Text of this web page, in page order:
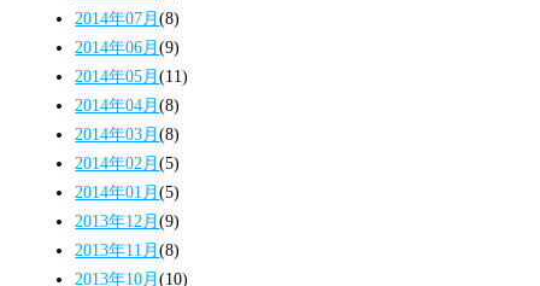
2014年07月(8)
2014年06月(9)
2014年05月(11)
2014年04月(8)
2014年03月(8)
2014年02月(5)
2014年01月(5)
2013年12月(9)
2013年11月(8)
2013年10月(10)